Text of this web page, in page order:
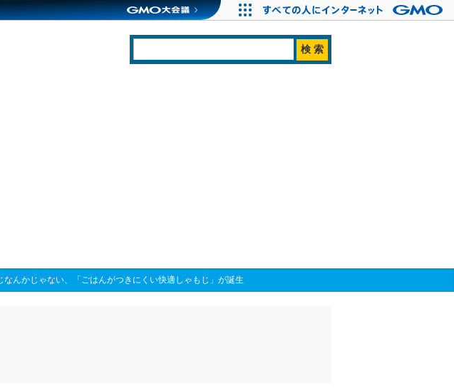
んかじゃない、「ごはんがつきにくい快適しゃもじ」が誕生